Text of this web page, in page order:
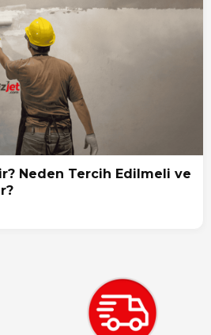
Neden Tercih Edilmeli ve